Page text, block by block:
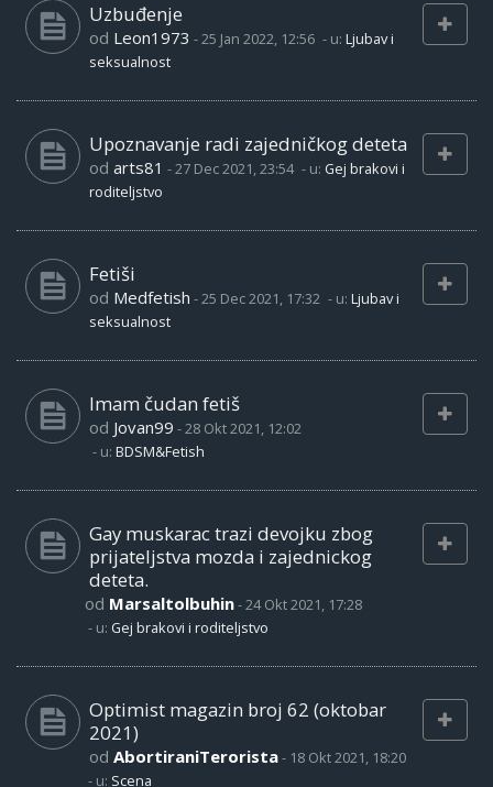
Uzbuđenje
od Leon1973 -25 Jan 2022, 12:56 - u: Ljubav i
seksualnost
Upoznavanje radi zajedničkog deteta
od arts81 -27 Dec 2021, 23:54 - u: Gej brakovi i
roditeljstvo
Fetiši
od Medfetish -25 Dec 2021, 17:32 - u: Ljubav i
seksualnost
Imam čudan fetiš
od Jovan99 -28 Okt 2021, 12:02
- u: BDSM&Fetish
Gay muskarac trazi devojku zbog
prijateljstva mozda i zajednickog
deteta.
od Marsaltolbuhin-24 Okt 2021, 17:28
- u: Gej brakovi i roditeljstvo
Optimist magazin broj 62 (oktobar
2021)
od AbortiraniTerorista- 18 Okt 2021, 18:20
- u: Scena